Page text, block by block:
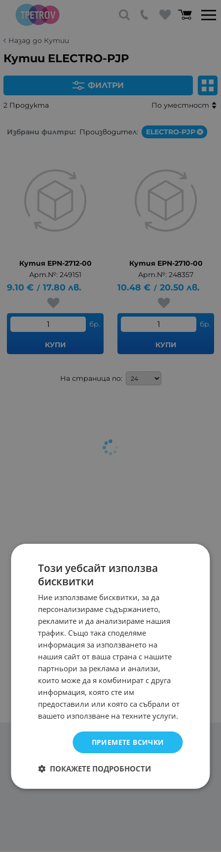
Назад до Кутии
Кутии ELECTRO-PJP
ФИЛТРИ
2 Продукта По уместност
Избрани филтри: Производител: ELECTRO-PJP
Кутия EPN-2712-00
Арт.№: 249151
9.10 € / 17.80 лв.
бр.
КУПИ
Кутия EPN-2710-00
Арт.№: 248357
10.48 € / 20.50 лв.
бр.
КУПИ
На страница по:
Този уебсайт използва
бисквитки
Ние използваме бисквитки, за да
персонализираме съдържанието,
рекламите и да анализираме нашия
трафик. Също така споделяме
информация за използването на
нашия сайт от ваша страна с нашите
партньори за реклама и анализи,
които може да я комбинират с друга
информация, която сте им
предоставили или която са събрали от
вашето използване на техните услуги.
ПРИЕМЕТЕ ВСИЧКИ
ПОКАЖЕТЕ ПОДРОБНОСТИ